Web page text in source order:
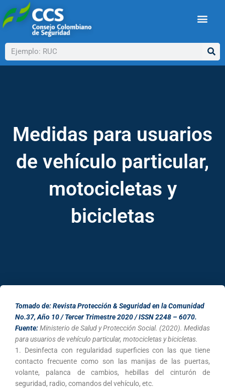
al
contenido
Buscar
Medidas para usuarios
de vehículo particular,
motocicletas y
bicicletas
Tomado de: Revista Protección & Seguridad en la Comunidad
No.37, Año 10 / Tercer Trimestre 2020 / ISSN 2248 – 6070.
Fuente:Ministerio de Salud y Protección Social. (2020). Medidas
para usuarios de vehículo particular, motocicletas y bicicletas.
1. Desinfecta con regularidad superficies con las que tiene
contacto frecuente como son las manijas de las puertas,
volante, palanca de cambios, hebillas del cinturón de
seguridad, radio, comandos del vehículo, etc.